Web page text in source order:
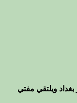
بغداد ويلتقي مفتي